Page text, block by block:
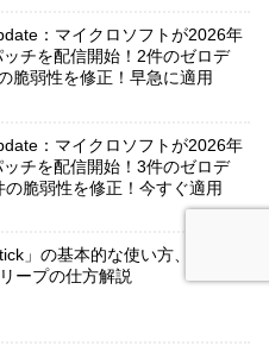
：マイクロソフトが2026年
チを配信開始！2件のゼロデ
脆弱性を修正！早急に適用
：マイクロソフトが2026年
チを配信開始！3件のゼロデ
の脆弱性を修正！今すぐ適用
」の基本的な使い方、電源オ
ープの仕方解説